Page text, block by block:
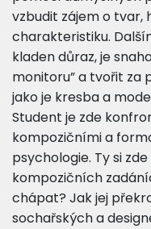
vzbudit zájem o tvar,
charakteristiku.
kladen důraz, je
monitoru” a tvořit
jako je kresba a
Student je zde
kompozičními a
psychologie. Ty si
kompozičních
chápat? Jak jej
sochařských a